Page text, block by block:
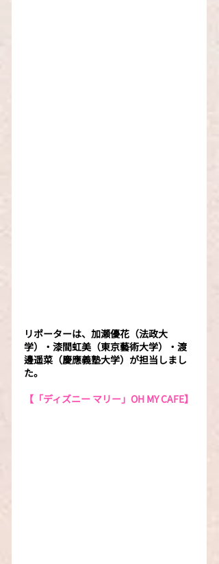
リポーターは、加瀬優花（法政大
学）・漆間虹美（東京藝術大学）・渡
邊遥菜（慶應義塾大学）が担当しまし
た。
【「ディズニー マリー」OH MY CAFE】